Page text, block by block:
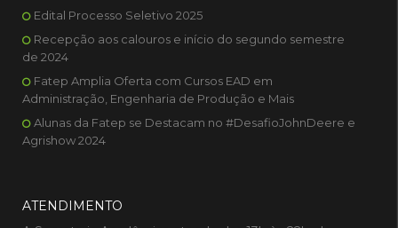
Edital Processo Seletivo 2025
Recepção aos calouros e início do segundo semestre
de 2024
Fatep Amplia Oferta com Cursos EAD em
Administração, Engenharia de Produção e Mais
Alunas da Fatep se Destacam no #DesafioJohnDeere e
Agrishow 2024
ATENDIMENTO